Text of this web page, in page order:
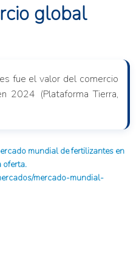
global
fue el valor del comercio
2024 (Plataforma Tierra,
mundial de fertilizantes en
oferta.
mercado-mundial-